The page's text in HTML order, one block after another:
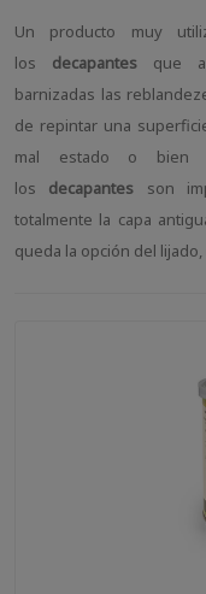
Un producto muy
los decapantesque
barnizadas las
de repintar una
mal estado o bien
los decapantes son
totalmente la capa
queda la opción del